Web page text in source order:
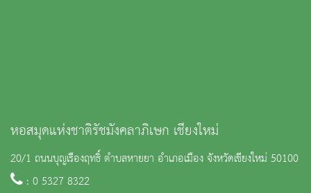
หอสมุดแห่งชาติรัชมังคลาภิเษก เชียงใหม่
20/1 ถนนบุญเรืองฤทธิ์ ตำบลหายยา อำเภอเมือง จังหวัดเชียงใหม่ 50100
: 0 5327 8322